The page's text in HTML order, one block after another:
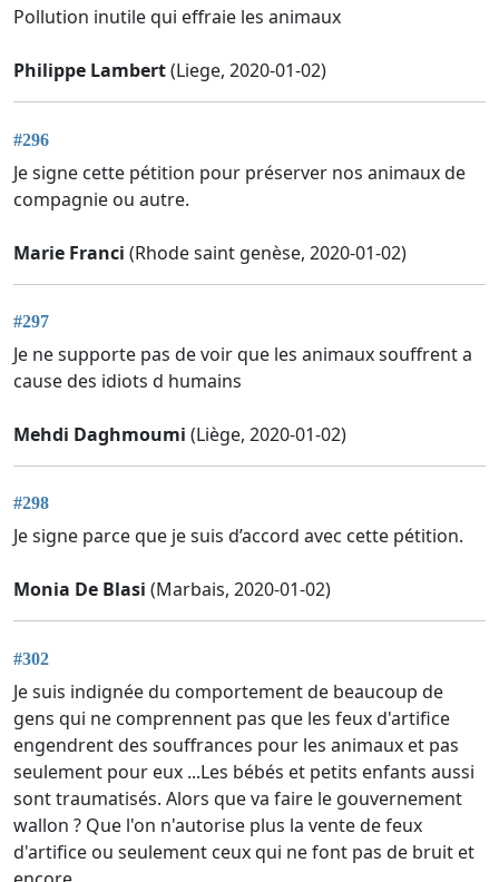
Pollution inutile qui effraie les animaux
Philippe Lambert(Liege, 2020-01-02)
#296
Je signe cette pétition pour préserver nos animaux de
compagnie ou autre.
Marie Franci (Rhode saint genèse, 2020-01-02)
#297
Je ne supporte pas de voir que les animaux souffrent a
cause des idiots d humains
Mehdi Daghmoumi (Liège, 2020-01-02)
#298
Je signe parce que je suis d’accord avec cette pétition.
Monia De Blasi (Marbais, 2020-01-02)
#302
Je suis indignée du comportement de beaucoup de
gens qui ne comprennent pas que les feux d'artifice
engendrent des souffrances pour les animaux et pas
seulement pour eux ...Les bébés et petits enfants aussi
sont traumatisés. Alors que va faire le gouvernement
wallon ? Que l'on n'autorise plus la vente de feux
d'artifice ou seulement ceux qui ne font pas de bruit et